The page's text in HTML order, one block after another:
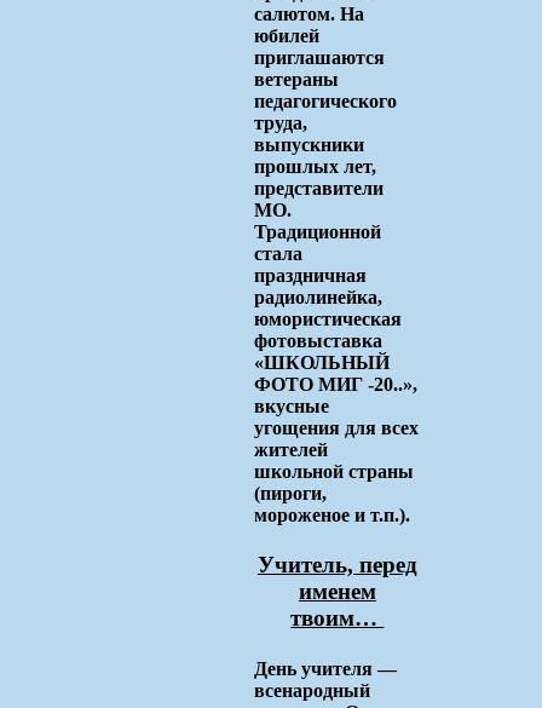
салютом. На
юбилей
приглашаются
ветераны
педагогического
труда,
выпускники
прошлых лет,
представители
МО.
Традиционной
стала
праздничная
радиолинейка,
юмористическая
фотовыставка
«ШКОЛЬНЫЙ
ФОТО МИГ -20..»,
вкусные
угощения для всех
жителей
школьной страны
(пироги,
мороженое и т.п.).
Учитель, перед
именем
твоим…
День учителя —
всенародный